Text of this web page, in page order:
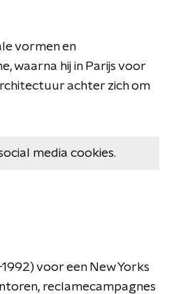
vormen en
waarna hij in Parijs voor
achter zich om
media cookies.
voor een New Yorks
reclamecampagnes